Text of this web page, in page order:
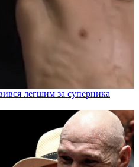
легшим за суперника